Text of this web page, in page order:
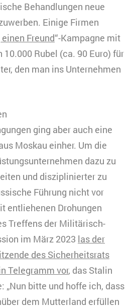
Behandlungen neue
Einige Firmen
Freund“-Kampagne mit
10.000 Rubel (ca. 90 Euro) für
den man ins Unternehmen
ging aber auch eine
Moskau einher. Um die
dazu zu
und disziplinierter zu
Führung nicht vor
entliehenen Drohungen
Treffens der Militärisch-
im März 2023 las der
des Sicherheitsrats
Telegramm vor, das Stalin
„Nun bitte und hoffe ich, dass
dem Mutterland erfüllen